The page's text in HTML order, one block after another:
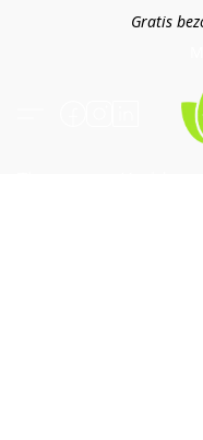
Gratis